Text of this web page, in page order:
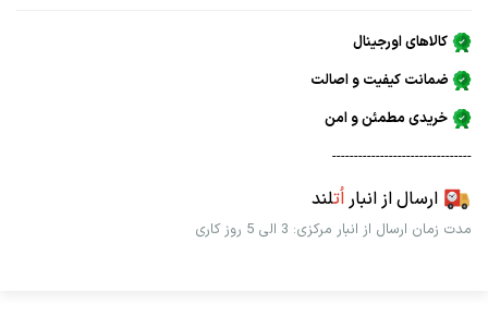
کالاهای اورجینال
ضمانت کیفیت و اصالت
خریدی مطمئن و امن
--------------------------------
ارسال از انباراُتلند
مدت زمان ارسال از انبار مرکزی: 3 الی 5 روز کاری